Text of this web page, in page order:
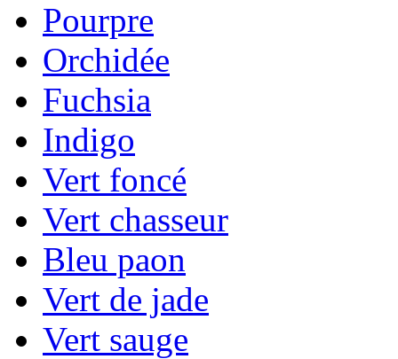
Pourpre
Orchidée
Fuchsia
Indigo
Vert foncé
Vert chasseur
Bleu paon
Vert de jade
Vert sauge